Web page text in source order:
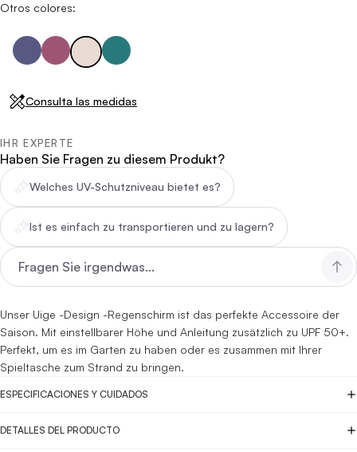
Otros colores:
Consulta las medidas
IHR EXPERTE
Haben Sie Fragen zu diesem Produkt?
Welches UV-Schutzniveau bietet es?
Ist es einfach zu transportieren und zu lagern?
Unser Uige -Design -Regenschirm ist das perfekte Accessoire der
Saison. Mit einstellbarer Höhe und Anleitung zusätzlich zu UPF 50+.
Perfekt, um es im Garten zu haben oder es zusammen mit Ihrer
Spieltasche zum Strand zu bringen.
ESPECIFICACIONES Y CUIDADOS
DETALLES DEL PRODUCTO